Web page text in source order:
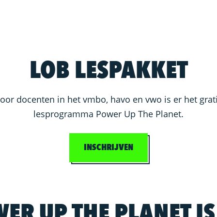
LOB LESPAKKET
docenten in het vmbo, havo en vwo is er het
lesprogramma Power Up The Planet.
INSCHRIJVEN